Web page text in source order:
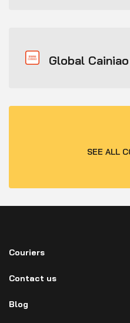
Global Cainiao
SEE ALL
Couriers
Contact us
Blog